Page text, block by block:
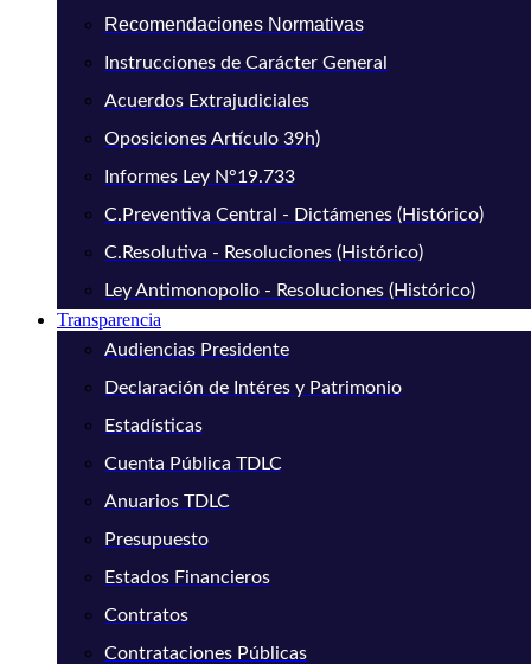
Recomendaciones Normativas
Instrucciones de Carácter General
Acuerdos Extrajudiciales
Oposiciones Artículo 39h)
Informes Ley N°19.733
C.Preventiva Central - Dictámenes (Histórico)
C.Resolutiva - Resoluciones (Histórico)
Ley Antimonopolio - Resoluciones (Histórico)
Transparencia
Audiencias Presidente
Declaración de Intéres y Patrimonio
Estadísticas
Cuenta Pública TDLC
Anuarios TDLC
Presupuesto
Estados Financieros
Contratos
Contrataciones Públicas